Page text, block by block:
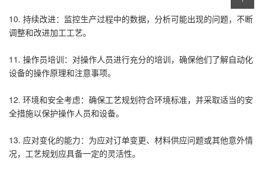
10. 持续改进：监控生产过程中的数据，分析可能出现的问题，不断
调整和改进加工工艺。
11. 操作员培训：对操作人员进行充分的培训，确保他们了解自动化
设备的操作原理和注意事项。
12. 环境和安全考虑：确保工艺规划符合环境标准，并采取适当的安
全措施以保护操作人员和设备。
13. 应对变化的能力：为应对订单变更、材料供应问题或其他意外情
况，工艺规划应具备一定的灵活性。